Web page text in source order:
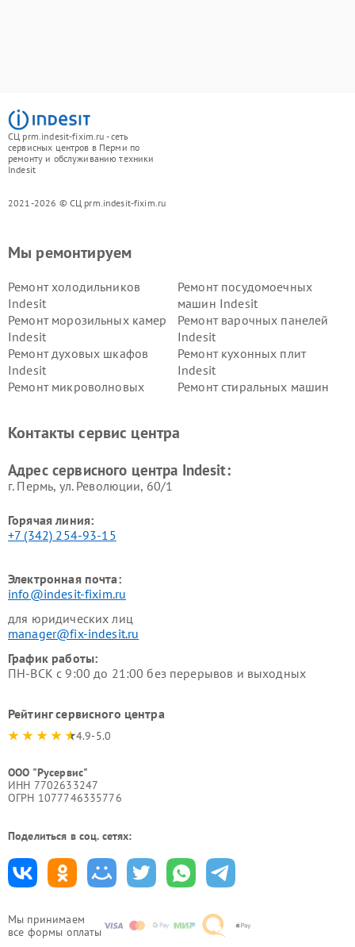
СЦ prm.indesit-fixim.ru - сеть
сервисных центров в Перми по
ремонту и обслуживанию техники
Indesit
2021-2026 © СЦ prm.indesit-fixim.ru
Мы принимаем
все формы оплаты
Мы ремонтируем
Ремонт холодильников
Indesit
Ремонт посудомоечных
машин Indesit
Ремонт морозильных камер
Indesit
Ремонт варочных панелей
Indesit
Ремонт духовых шкафов
Indesit
Ремонт кухонных плит
Indesit
Ремонт микроволновых
Ремонт стиральных машин
Indesit
Indesit
Контакты сервис центра
Адрес сервисного центра Indesit:
г. Пермь, ул. ​Революции, 60/1
Горячая линия:
+7 (342) 254-93-15
Электронная почта:
info@indesit-fixim.ru
для юридических лиц
manager@fix-indesit.ru
График работы:
ПН-ВСК с 9:00 до 21:00 без перерывов и выходных
Рейтинг сервисного центра
4.9-5.0
ООО "Русервис"
ИНН 7702633247
ОГРН 1077746335776
Поделиться в соц. сетях: